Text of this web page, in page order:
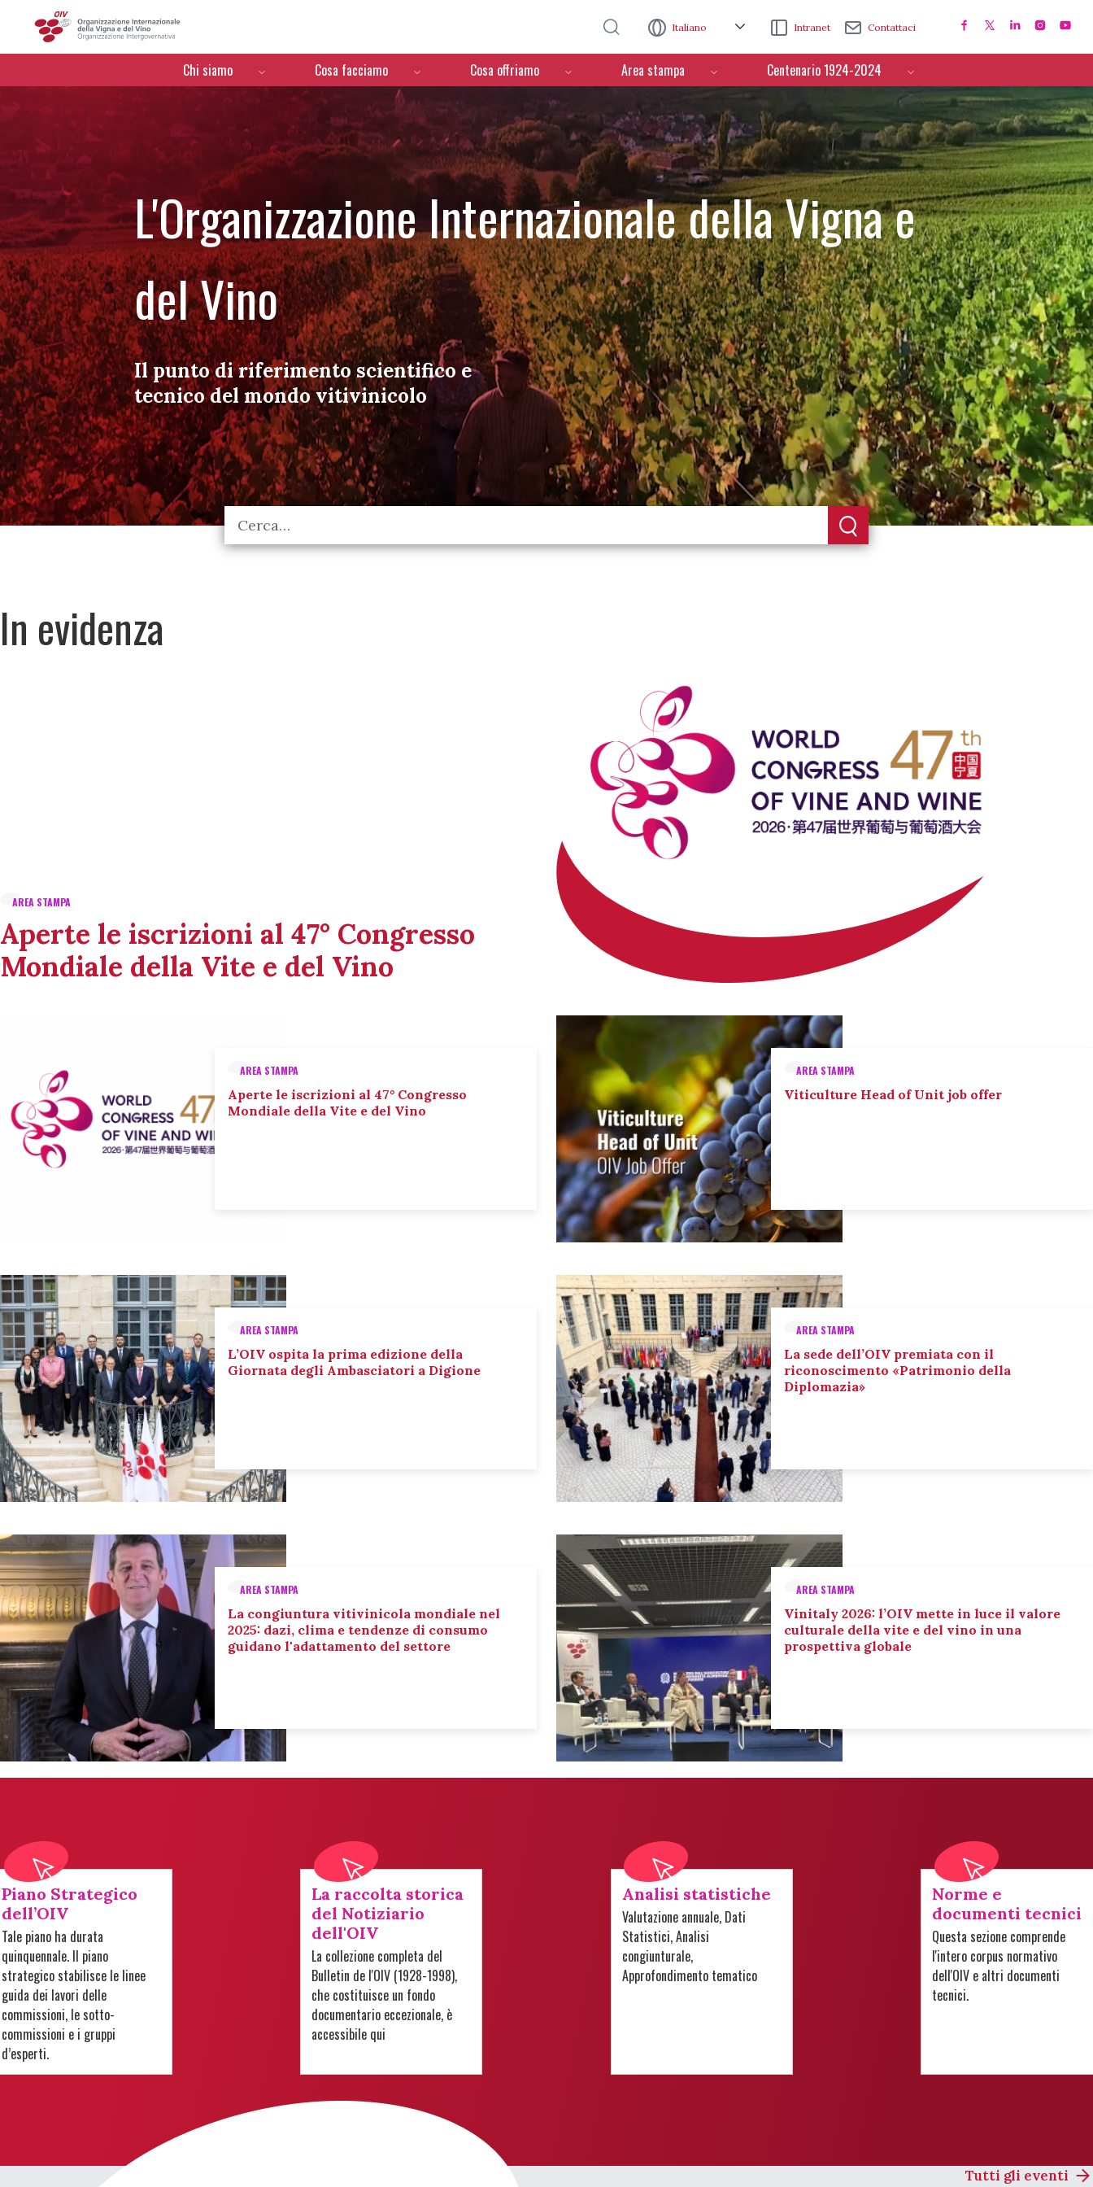
Italiano Intranet Contattaci
Menú de navegación
Chi siamo Cosa facciamo Cosa offriamo Area stampa Centenario 1924-2024
L'Organizzazione Internazionale della Vigna e
del Vino
Il punto di riferimento scientifico e
tecnico del mondo vitivinicolo
In evidenza
AREA STAMPA
Aperte le iscrizioni al 47° Congresso
Mondiale della Vite e del Vino
AREA STAMPA
Aperte le iscrizioni al 47° Congresso
Mondiale della Vite e del Vino
AREA STAMPA
Viticulture Head of Unit job offer
AREA STAMPA
L’OIV ospita la prima edizione della
Giornata degli Ambasciatori a Digione
AREA STAMPA
La sede dell’OIV premiata con il
riconoscimento «Patrimonio della
Diplomazia»
AREA STAMPA
La congiuntura vitivinicola mondiale nel
2025: dazi, clima e tendenze di consumo
guidano l'adattamento del settore
AREA STAMPA
Vinitaly 2026: l’OIV mette in luce il valore
culturale della vite e del vino in una
prospettiva globale
Piano Strategico
dell’OIV
Tale piano ha durata
quinquennale. Il piano
strategico stabilisce le linee
guida dei lavori delle
commissioni, le sotto-
commissioni e i gruppi
d’esperti.
La raccolta storica
del Notiziario
dell'OIV
La collezione completa del
Bulletin de l'OIV (1928-1998),
che costituisce un fondo
documentario eccezionale, è
accessibile qui
Analisi statistiche
Valutazione annuale, Dati
Statistici, Analisi
congiunturale,
Approfondimento tematico
Norme e
documenti tecnici
Questa sezione comprende
l'intero corpus normativo
dell'OIV e altri documenti
tecnici.
Tutti gli eventi